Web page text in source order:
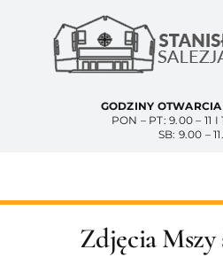
zawartości
GODZINY
PON – PT: 9.00 – 11 I
SB: 9.00 –
Zdjęcia